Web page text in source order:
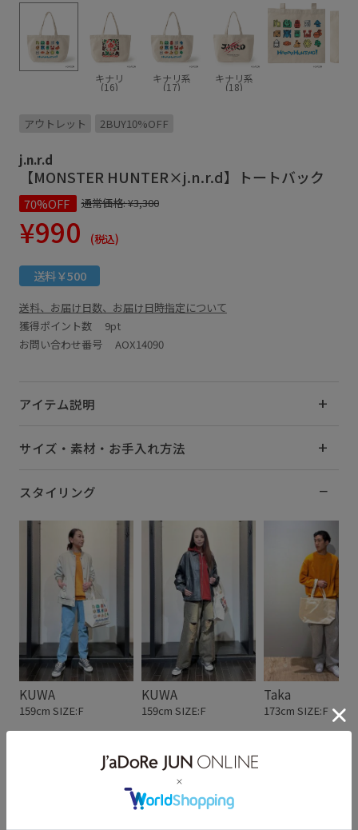
キナリ
(16)
キナリ系
(17)
キナリ系
(18)
アウトレット 2BUY10%OFF
j.n.r.d
【MONSTER HUNTER×j.n.r.d】トートバック
70%OFF 通常価格:¥3,300
¥990 (税込)
送料￥500
送料、お届け日数、お届け日時指定について
獲得ポイント数 9pt
お問い合わせ番号 AOX14090
アイテム説明
サイズ・素材・お手入れ方法
スタイリング
KUWA
159cm SIZE:F
KUWA
159cm SIZE:F
Taka
173cm SIZE:F
スタッフレビュー